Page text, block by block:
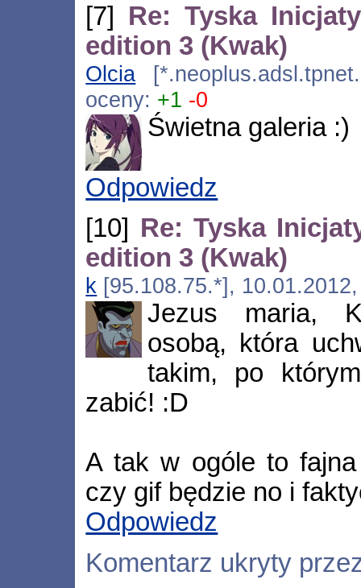
[7] Re: Tyska
edition 3 (Kwak)
Olcia
oceny: +1 -0
Świetna galeria :)
Odpowiedz
[10] Re: Tyska
edition 3 (Kwak)
k [95.108.75.*],
Jezus maria,
osobą, która
takim, po
zabić! :D
A tak w ogóle to fajna
czy gif będzie no i
Odpowiedz
Komentarz ukryty